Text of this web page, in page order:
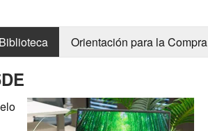
Biblioteca Orientación para la Compra